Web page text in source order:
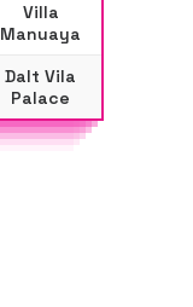
Villa
Manuaya
Dalt Vila
Palace